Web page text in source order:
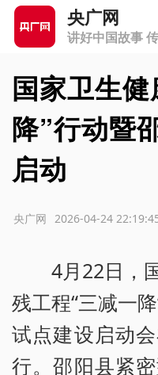
央广网
讲好中国故事
国家卫生
降”行动暨
启动
2026-04-24
央广网
4月22日，
残工程“三减一
试点建设启动
行。邵阳县紧